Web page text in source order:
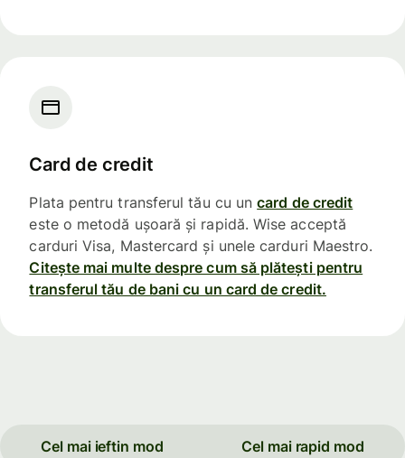
Card de credit
Plata pentru transferul tău cu uncard de credit
este o metodă ușoară și rapidă. Wise acceptă
carduri Visa, Mastercard și unele carduri Maestro.
Citește mai multe despre cum să plătești pentru
transferul tău de bani cu un card de credit.
Cel mai ieftin mod Cel mai rapid mod